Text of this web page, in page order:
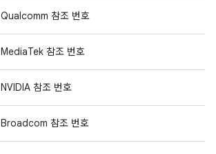
Qualcomm 참조 번호
MediaTek 참조 번호
NVIDIA 참조 번호
Broadcom 참조 번호